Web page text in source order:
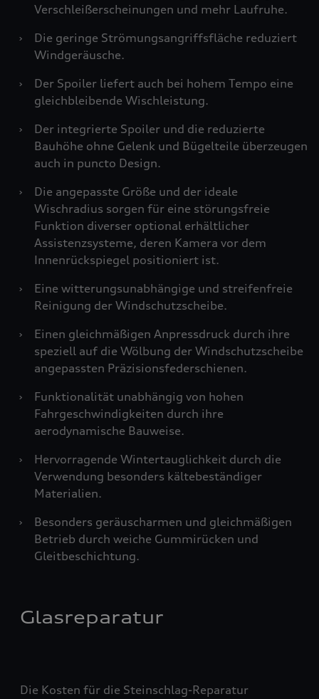
Verschleißerscheinungen und mehr Laufruhe.
›
Die geringe Strömungsangriffsfläche reduziert
Windgeräusche.
›
Der Spoiler liefert auch bei hohem Tempo eine
gleichbleibende Wischleistung.
›
Der integrierte Spoiler und die reduzierte
Bauhöhe ohne Gelenk und Bügelteile überzeugen
auch in puncto Design.
›
Die angepasste Größe und der ideale
Wischradius sorgen für eine störungsfreie
Funktion diverser optional erhältlicher
Assistenzsysteme, deren Kamera vor dem
Innenrückspiegel positioniert ist.
›
Eine witterungsunabhängige und streifenfreie
Reinigung der Windschutzscheibe.
›
Einen gleichmäßigen Anpressdruck durch ihre
speziell auf die Wölbung der Windschutzscheibe
angepassten Präzisionsfederschienen.
›
Funktionalität unabhängig von hohen
Fahrgeschwindigkeiten durch ihre
aerodynamische Bauweise.
›
Hervorragende Wintertauglichkeit durch die
Verwendung besonders kältebeständiger
Materialien.
›
Besonders geräuscharmen und gleichmäßigen
Betrieb durch weiche Gummirücken und
Gleitbeschichtung.
Glasreparatur
Die Kosten für die Steinschlag-Reparatur